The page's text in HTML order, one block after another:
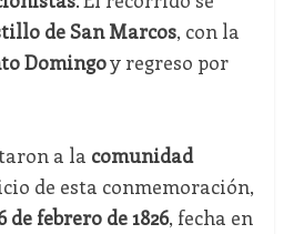
de San Marcos, con la
Domingoy regreso por
a la comunidad
de esta conmemoración,
de febrero de 1826, fecha en